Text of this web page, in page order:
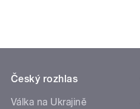
Český rozhlas
Válka na Ukrajině